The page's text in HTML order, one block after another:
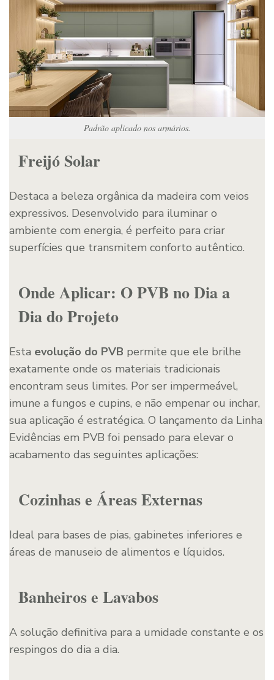
Padrão aplicado nos armários.
Freijó Solar
Destaca a beleza orgânica da madeira com veios
expressivos. Desenvolvido para iluminar o
ambiente com energia, é perfeito para criar
superfícies que transmitem conforto autêntico.
Onde Aplicar: O PVB no Dia a
Dia do Projeto
Esta evolução do PVB permite que ele brilhe
exatamente onde os materiais tradicionais
encontram seus limites. Por ser impermeável,
imune a fungos e cupins, e não empenar ou inchar,
sua aplicação é estratégica. O lançamento da Linha
Evidências em PVB foi pensado para elevar o
acabamento das seguintes aplicações:
Cozinhas e Áreas Externas
Ideal para bases de pias, gabinetes inferiores e
áreas de manuseio de alimentos e líquidos.
Banheiros e Lavabos
A solução definitiva para a umidade constante e os
respingos do dia a dia.